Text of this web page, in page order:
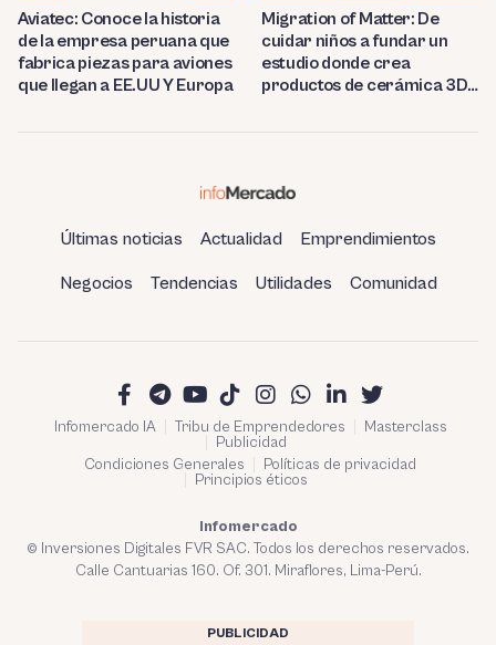
Aviatec: Conoce la historia
de la empresa peruana que
fabrica piezas para aviones
que llegan a EE.UU Y Europa
Migration of Matter: De
cuidar niños a fundar un
estudio donde crea
productos de cerámica 3D
Últimas noticias Actualidad Emprendimientos
Negocios Tendencias Utilidades Comunidad
Infomercado IA Tribu de Emprendedores
Masterclass
Publicidad
Condiciones Generales
Políticas de privacidad
Principios éticos
Infomercado
© Inversiones Digitales FVR SAC. Todos los derechos reservados.
Calle Cantuarias 160. Of. 301. Miraflores, Lima-Perú.
PUBLICIDAD